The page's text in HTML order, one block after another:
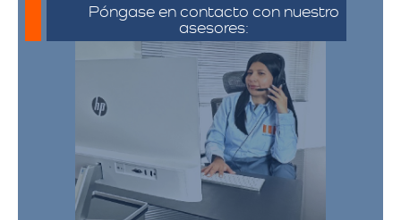
Póngase en contacto con nuestro
asesores:
Para iniciar el proceso de solicitud de
cotización, puede comunicarse a través
de whatsapp haciendo click en cotizar.​